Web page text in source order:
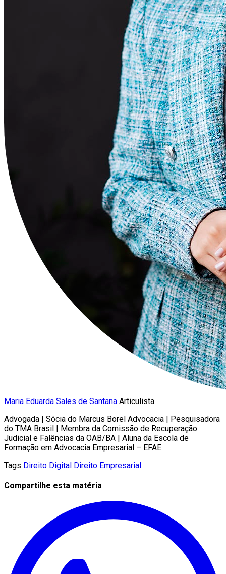
Maria Eduarda Sales de Santana Articulista
Advogada | Sócia do Marcus Borel Advocacia | Pesquisadora
do TMA Brasil | Membra da Comissão de Recuperação
Judicial e Falências da OAB/BA | Aluna da Escola de
Formação em Advocacia Empresarial – EFAE
Tags Direito Digital Direito Empresarial
Compartilhe esta matéria